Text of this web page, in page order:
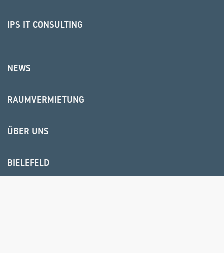
IPS IT CONSULTING
NEWS
RAUMVERMIETUNG
ÜBER UNS
BIELEFELD